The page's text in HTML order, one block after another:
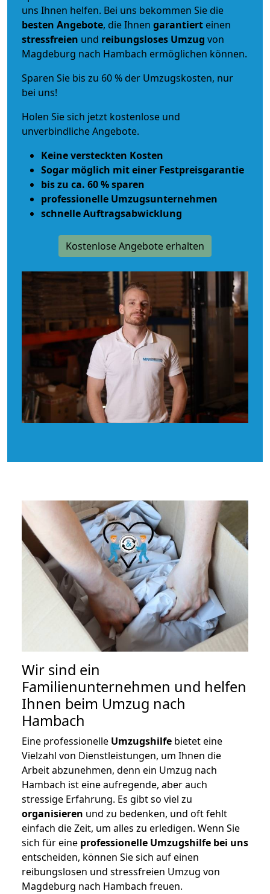
uns Ihnen helfen. Bei uns bekommen Sie die
besten Angebote, die Ihnen garantiert einen
stressfreien und reibungsloses Umzug von
Magdeburg nach Hambach ermöglichen können.
Sparen Sie bis zu 60 % der Umzugskosten, nur
bei uns!
Holen Sie sich jetzt kostenlose und
unverbindliche Angebote.
Keine versteckten Kosten
Sogar möglich mit einer Festpreisgarantie
bis zu ca. 60 % sparen
professionelle Umzugsunternehmen
schnelle Auftragsabwicklung
Kostenlose Angebote erhalten
Wir sind ein
Familienunternehmen und helfen
Ihnen beim Umzug nach
Hambach
Eine professionelle Umzugshilfe bietet eine
Vielzahl von Dienstleistungen, um Ihnen die
Arbeit abzunehmen, denn ein Umzug nach
Hambach ist eine aufregende, aber auch
stressige Erfahrung. Es gibt so viel zu
organisieren und zu bedenken, und oft fehlt
einfach die Zeit, um alles zu erledigen. Wenn Sie
sich für eine professionelle Umzugshilfe bei uns
entscheiden, können Sie sich auf einen
reibungslosen und stressfreien Umzug von
Magdeburg nach Hambach freuen.